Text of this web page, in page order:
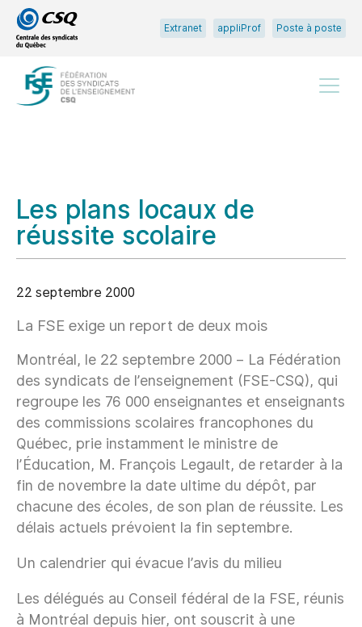
Passer
au
menu
principal
Passer
au
contenu
Extranet appliProf Poste à poste
Les plans locaux de
réussite scolaire
22 septembre 2000
La FSE exige un report de deux mois
Montréal, le 22 septembre 2000 – La Fédération
des syndicats de l’enseignement (FSE-CSQ), qui
regroupe les 76 000 enseignantes et enseignants
des commissions scolaires francophones du
Québec, prie instamment le ministre de
l’Éducation, M. François Legault, de retarder à la
fin de novembre la date ultime du dépôt, par
chacune des écoles, de son plan de réussite. Les
délais actuels prévoient la fin septembre.
Un calendrier qui évacue l’avis du milieu
Les délégués au Conseil fédéral de la FSE, réunis
à Montréal depuis hier, ont souscrit à une